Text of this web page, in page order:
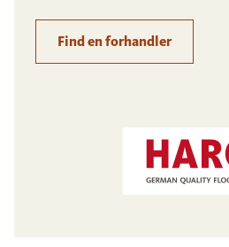
Find en forhandler